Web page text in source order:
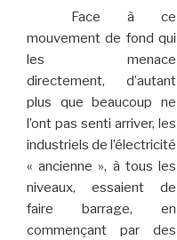
Face à ce
mouvement de fond qui
les menace
directement, d’autant
plus que beaucoup ne
l’ont pas senti arriver, les
industriels de l’électricité
« ancienne », à tous les
niveaux, essaient de
faire barrage, en
commençant par des